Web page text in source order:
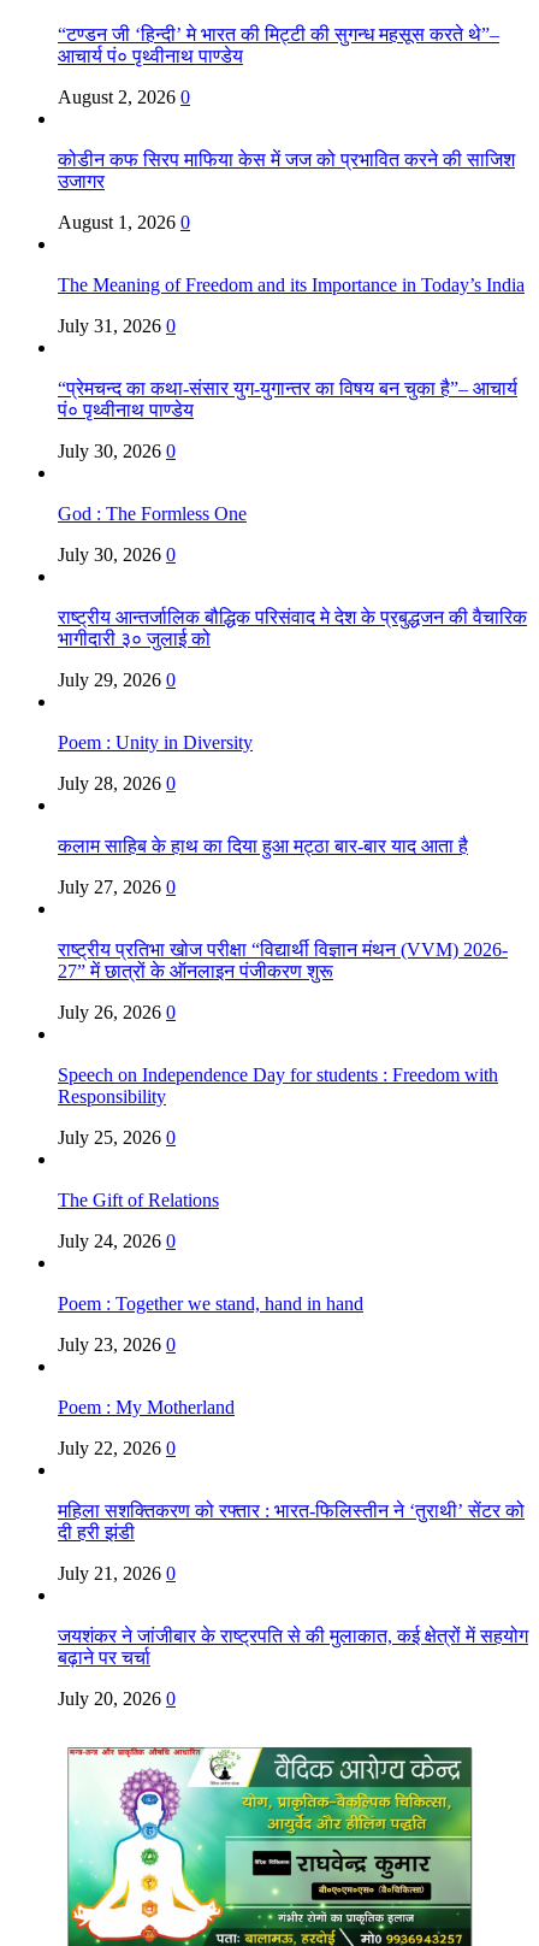
“टण्डन जी ‘हिन्दी’ मे भारत की मिट्टी की सुगन्ध महसूस करते थे”–
आचार्य पं० पृथ्वीनाथ पाण्डेय
August 2, 2026 0
कोडीन कफ सिरप माफिया केस में जज को प्रभावित करने की साजिश
उजागर
August 1, 2026 0
The Meaning of Freedom and its Importance in Today’s India
July 31, 2026 0
“प्रेमचन्द का कथा-संसार युग-युगान्तर का विषय बन चुका है”– आचार्य
पं० पृथ्वीनाथ पाण्डेय
July 30, 2026 0
God : The Formless One
July 30, 2026 0
राष्ट्रीय आन्तर्जालिक बौद्धिक परिसंवाद मे देश के प्रबुद्धजन की वैचारिक
भागीदारी ३० जुलाई को
July 29, 2026 0
Poem : Unity in Diversity
July 28, 2026 0
कलाम साहिब के हाथ का दिया हुआ मट्ठा बार-बार याद आता है
July 27, 2026 0
राष्ट्रीय प्रतिभा खोज परीक्षा “विद्यार्थी विज्ञान मंथन (VVM) 2026-
27” में छात्रों के ऑनलाइन पंजीकरण शुरू
July 26, 2026 0
Speech on Independence Day for students : Freedom with
Responsibility
July 25, 2026 0
The Gift of Relations
July 24, 2026 0
Poem : Together we stand, hand in hand
July 23, 2026 0
Poem : My Motherland
July 22, 2026 0
महिला सशक्तिकरण को रफ्तार : भारत-फिलिस्तीन ने ‘तुराथी’ सेंटर को
दी हरी झंडी
July 21, 2026 0
जयशंकर ने जांजीबार के राष्ट्रपति से की मुलाकात, कई क्षेत्रों में सहयोग
बढ़ाने पर चर्चा
July 20, 2026 0